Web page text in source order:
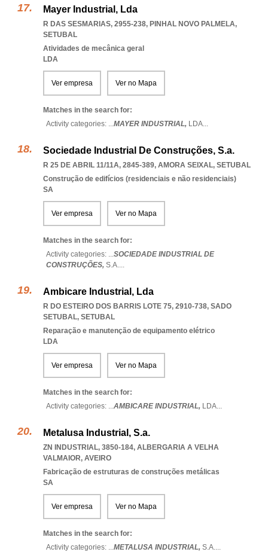
Mayer Industrial, Lda
R DAS SESMARIAS, 2955-238, PINHAL NOVO PALMELA,
SETUBAL
Atividades de mecânica geral
LDA
Ver empresa Ver no Mapa
Matches in the search for:
Activity categories: ...MAYER INDUSTRIAL, LDA...
Sociedade Industrial De Construções, S.a.
R 25 DE ABRIL 11/11A, 2845-389, AMORA SEIXAL, SETUBAL
Construção de edifícios (residenciais e não residenciais)
SA
Ver empresa Ver no Mapa
Matches in the search for:
Activity categories: ...SOCIEDADE INDUSTRIAL DE
CONSTRUÇÕES, S.A....
Ambicare Industrial, Lda
R DO ESTEIRO DOS BARRIS LOTE 75, 2910-738, SADO
SETUBAL, SETUBAL
Reparação e manutenção de equipamento elétrico
LDA
Ver empresa Ver no Mapa
Matches in the search for:
Activity categories: ...AMBICARE INDUSTRIAL, LDA...
Metalusa Industrial, S.a.
ZN INDUSTRIAL, 3850-184, ALBERGARIA A VELHA
VALMAIOR, AVEIRO
Fabricação de estruturas de construções metálicas
SA
Ver empresa Ver no Mapa
Matches in the search for:
Activity categories: ...METALUSA INDUSTRIAL, S.A....